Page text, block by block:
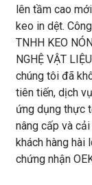
lên tầm cao
keo in dệt.
TNHH KEO
NGHỆ VẬT
chúng tôi đã
tiên tiến, dịch
ứng dụng thực
nâng cấp và
khách hàng hài
chứng nhận